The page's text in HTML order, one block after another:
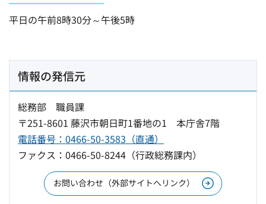
平日の午前8時30分～午後5時
情報の発信元
総務部 職員課
〒251-8601 藤沢市朝日町1番地の1 本庁舎7階
電話番号：0466-50-3583（直通）
ファクス：0466-50-8244（行政総務課内）
お問い合わせ（外部サイトへリンク）